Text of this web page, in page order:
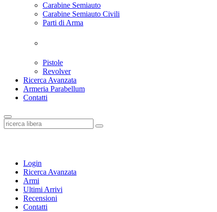
Carabine Semiauto
Carabine Semiauto Civili
Parti di Arma
Pistole
Revolver
Ricerca Avanzata
Armeria Parabellum
Contatti
Login
Ricerca Avanzata
Armi
Ultimi Arrivi
Recensioni
Contatti